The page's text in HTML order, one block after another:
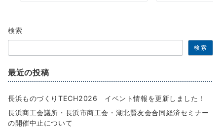
検索
検索
最近の投稿
長浜ものづくりTECH2026 イベント情報を更新しました！
長浜商工会議所・長浜市商工会・湖北賢友会合同経済セミナー
の開催中止について